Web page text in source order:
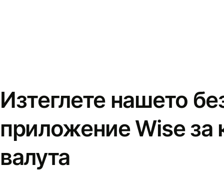
Изтеглете нашето
приложение Wise за
валута